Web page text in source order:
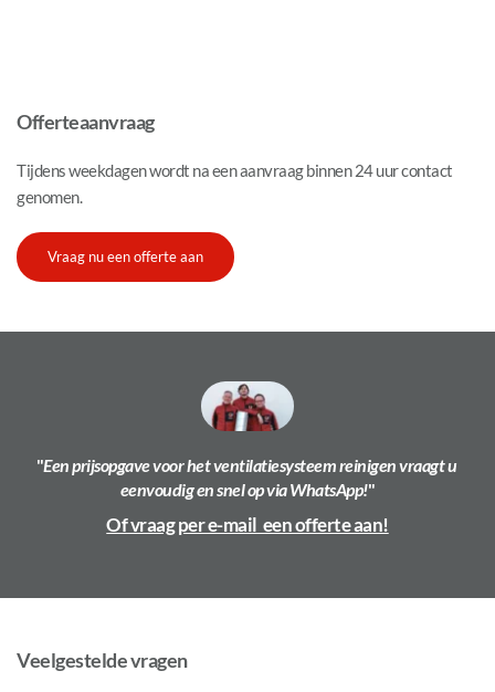
Offerteaanvraag
Tijdens weekdagen wordt na een aanvraag binnen 24 uur contact
genomen.
Vraag nu een offerte aan
"Een prijsopgave voor het ventilatiesysteem reinigen vraagt u
eenvoudig en snel op via WhatsApp!"
Of vraag per e-mail  een offerte aan!
Veelgestelde vragen